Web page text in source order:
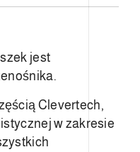
jest
Clevertech,
w zakresie